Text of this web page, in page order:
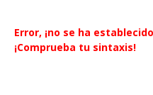
Error, ¡no se ha
¡Comprueba tu sintaxis!